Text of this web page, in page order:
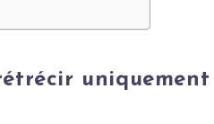
uniquement